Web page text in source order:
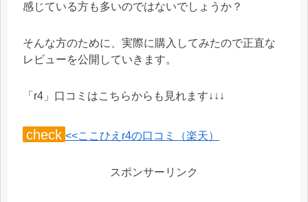
感じている方も多いのではないでしょうか？
そんな方のために、実際に購入してみたので正直な
レビューを公開していきます。
「r4」口コミはこちらからも見れます↓↓↓
check <<ここひえr4の口コミ（楽天）
スポンサーリンク